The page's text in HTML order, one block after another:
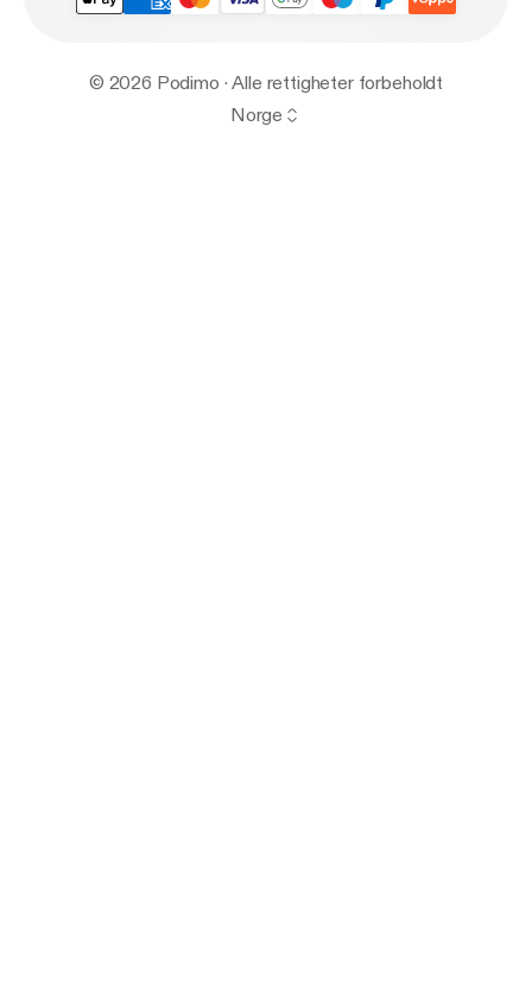
© 2026 Podimo · Alle rettigheter forbeholdt
Norge